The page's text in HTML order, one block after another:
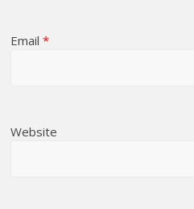
Email*
Website